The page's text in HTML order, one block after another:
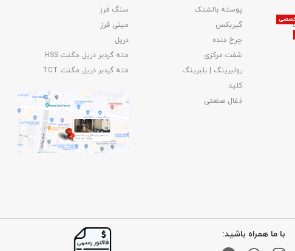
پوسته بالشتک
گیربکس
چرخ دنده
شفت مرکزی
رولبرینگ | بلبرینگ
کلید
ذغال صنعتی
سنگ فرز
مینی فرز
دریل
مته گردبر دریل مگنت HSS
مته گردبر دریل مگنت TCT
با ما همراه باشید: